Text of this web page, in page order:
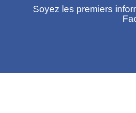
Soyez les premiers